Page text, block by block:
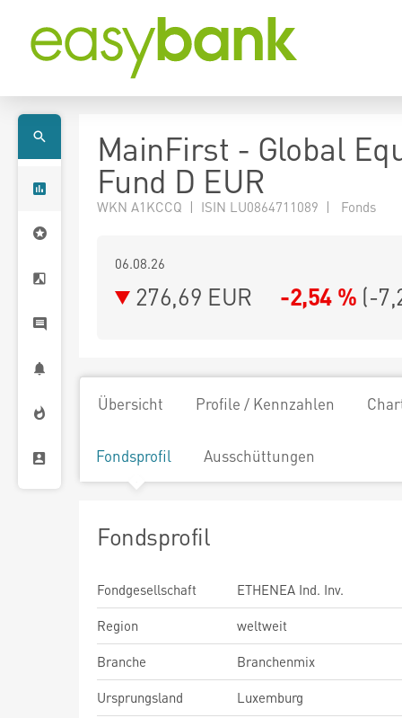
MainFirst - Global
Fund D EUR
WKN A1KCCQ | ISIN LU0864711089 | Fonds
06.08.26
276,69 EUR -2,54 % (-
Übersicht Profile / Kennzahlen
Fondsprofil Ausschüttungen
Fondsprofil
Fondgesellschaft
ETHENEA Ind. Inv.
Region
weltweit
Branche
Branchenmix
Ursprungsland
Luxemburg